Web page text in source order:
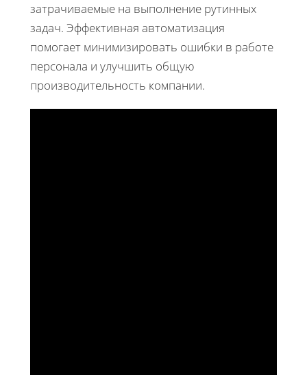
затрачиваемые на выполнение рутинных
задач. Эффективная автоматизация
помогает минимизировать ошибки в работе
персонала и улучшить общую
производительность компании.